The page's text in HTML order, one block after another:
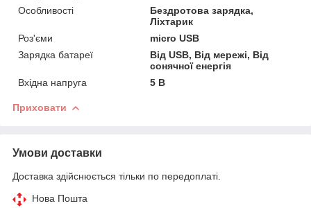
Особливості
Бездротова зарядка,
Ліхтарик
Роз'єми
micro USB
Зарядка батареї
Від USB, Від мережі, Від
сонячної енергія
Вхідна напруга
5 В
Приховати
Умови доставки
Доставка здійснюється тільки по передоплаті.
Нова Пошта